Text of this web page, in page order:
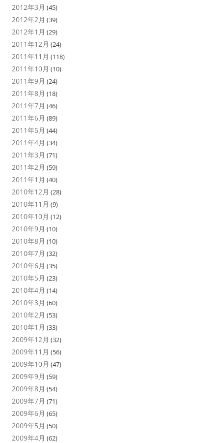
2012年3月 (45)
2012年2月 (39)
2012年1月 (29)
2011年12月 (24)
2011年11月 (118)
2011年10月 (10)
2011年9月 (24)
2011年8月 (18)
2011年7月 (46)
2011年6月 (89)
2011年5月 (44)
2011年4月 (34)
2011年3月 (71)
2011年2月 (59)
2011年1月 (40)
2010年12月 (28)
2010年11月 (9)
2010年10月 (12)
2010年9月 (10)
2010年8月 (10)
2010年7月 (32)
2010年6月 (35)
2010年5月 (23)
2010年4月 (14)
2010年3月 (60)
2010年2月 (53)
2010年1月 (33)
2009年12月 (32)
2009年11月 (56)
2009年10月 (47)
2009年9月 (59)
2009年8月 (54)
2009年7月 (71)
2009年6月 (65)
2009年5月 (50)
2009年4月 (62)